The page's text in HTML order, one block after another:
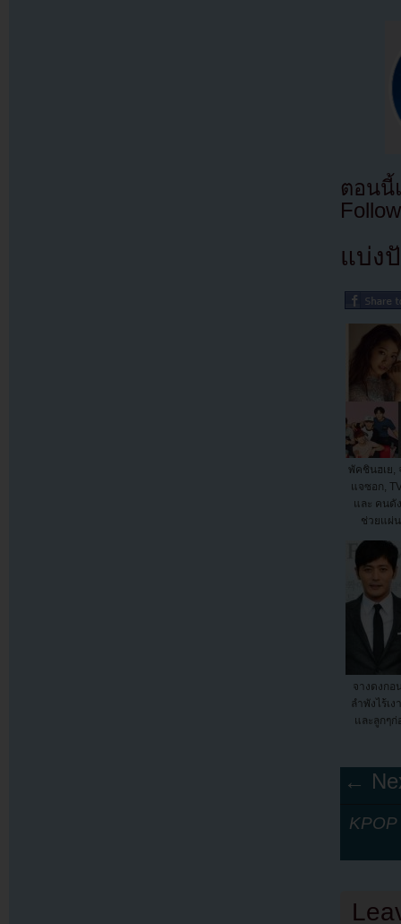
ตอนนี้
แบ่ง
พัคชินฮเย,
แจซอก,
และ คนดั
ช่วยแผ่
จางดงกอ
ลำพังไร้เ
และลูกๆก่
←